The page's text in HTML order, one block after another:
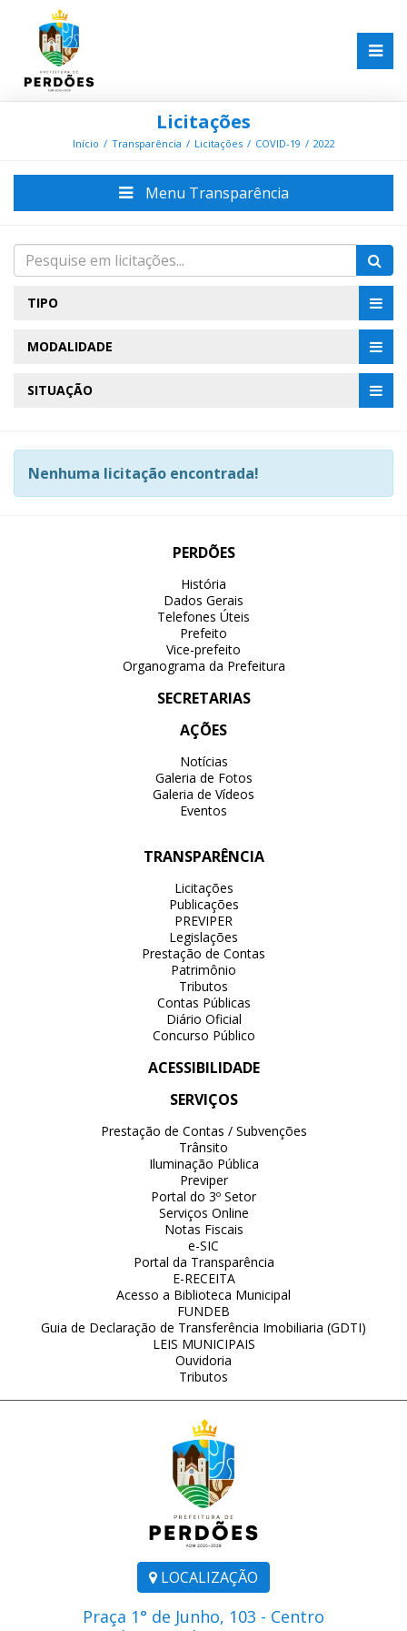
Licitações
Início Transparência Licitações COVID-19 2022
Menu Transparência
TIPO
MODALIDADE
SITUAÇÃO
Nenhuma licitação encontrada!
LOCALIZAÇÃO
Praça 1° de Junho, 103 - Centro
PERDÕES
História
Dados Gerais
Telefones Úteis
Prefeito
Vice-prefeito
Organograma da Prefeitura
SECRETARIAS
AÇÕES
Notícias
Galeria de Fotos
Galeria de Vídeos
Eventos
TRANSPARÊNCIA
Licitações
Publicações
PREVIPER
Legislações
Prestação de Contas
Patrimônio
Tributos
Contas Públicas
Diário Oficial
Concurso Público
ACESSIBILIDADE
SERVIÇOS
Prestação de Contas / Subvenções
Trânsito
Iluminação Pública
Previper
Portal do 3º Setor
Serviços Online
Notas Fiscais
e-SIC
Portal da Transparência
E-RECEITA
Acesso a Biblioteca Municipal
FUNDEB
Guia de Declaração de Transferência Imobiliaria (GDTI)
LEIS MUNICIPAIS
Ouvidoria
Tributos